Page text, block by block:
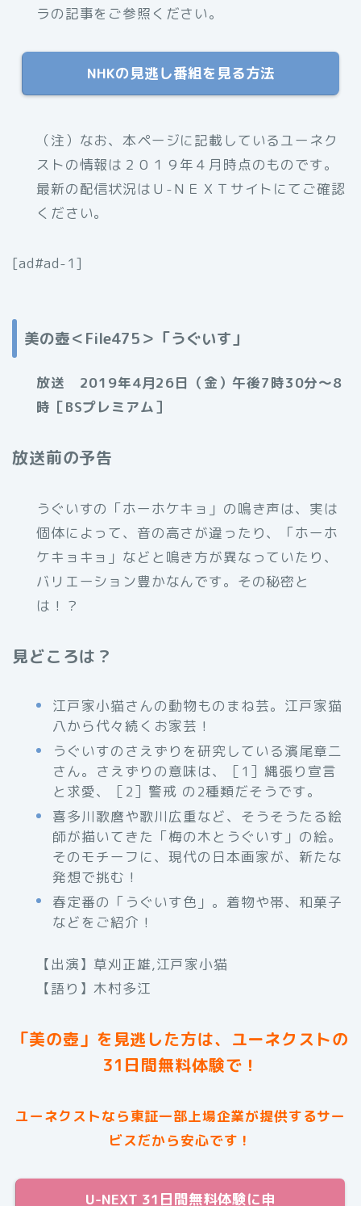
ラの記事をご参照ください。
NHKの見逃し番組を見る方法
（注）なお、本ページに記載しているユーネク
ストの情報は２０１９年４月時点のものです。
最新の配信状況はＵ-ＮＥＸＴサイトにてご確認
ください。
[ad#ad-1]
美の壺＜File475＞ 「うぐいす」
放送 2019年4月26日（金）午後7時30分～8
時［BSプレミアム］
放送前の予告
うぐいすの「ホーホケキョ」の鳴き声は、実は
個体によって、音の高さが違ったり、「ホーホ
ケキョキョ」などと鳴き方が異なっていたり、
バリエーション豊かなんです。その秘密と
は！？
見どころは？
江戸家小猫さんの動物ものまね芸。江戸家猫
八から代々続くお家芸！
うぐいすのさえずりを研究している濱尾章二
さん。さえずりの意味は、［1］縄張り宣言
と求愛、［2］警戒 の2種類だそうです。
喜多川歌麿や歌川広重など、そうそうたる絵
師が描いてきた「梅の木とうぐいす」の絵。
そのモチーフに、現代の日本画家が、新たな
発想で挑む！
春定番の「うぐいす色」。着物や帯、和菓子
などをご紹介！
【出演】草刈正雄,江戸家小猫
【語り】木村多江
「美の壺」を見逃した方は、ユーネクストの
31日間無料体験で！
ユーネクストなら東証一部上場企業が提供するサー
ビスだから安心です！
U-NEXT 31日間無料体験に申